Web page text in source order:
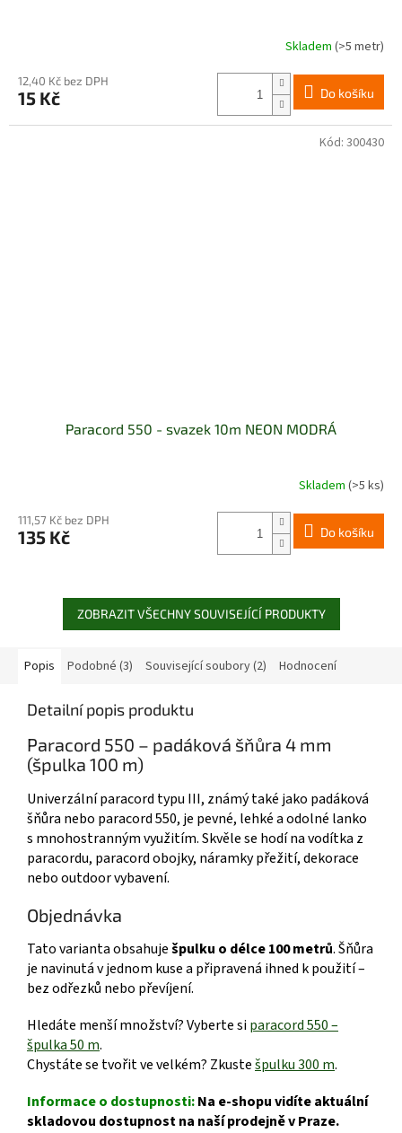
produktu
je
Skladem(>5 metr)
12,40 Kč bez DPH
15 Kč Do košíku
Paracord 550 - svazek 10m NEON MODRÁ
Skladem (>5 ks)
111,57 Kč bez DPH
135 Kč Do košíku
Kód: 300430
ZOBRAZIT VŠECHNY SOUVISEJÍCÍ PRODUKTY
Popis Podobné (3) Související soubory (2) Hodnocení
Detailní popis produktu
Paracord 550 – padáková šňůra 4 mm
(špulka 100 m)
Univerzální paracord typu III, známý také jako padáková
šňůra nebo paracord 550, je pevné, lehké a odolné lanko
s mnohostranným využitím. Skvěle se hodí na vodítka z
paracordu, paracord obojky, náramky přežití, dekorace
nebo outdoor vybavení.
Objednávka
Tato varianta obsahuješpulku o délce 100 metrů. Šňůra
je navinutá v jednom kuse a připravená ihned k použití –
bez odřezků nebo převíjení.
Hledáte menší množství? Vyberte siparacord 550 –
špulka 50 m.
Chystáte se tvořit ve velkém? Zkustešpulku 300 m.
Informace o dostupnosti:Na e-shopu vidíte aktuální
skladovou dostupnost na naší prodejně v Praze.